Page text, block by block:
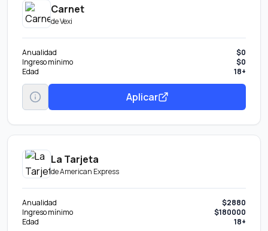
Carnet
deVexi
Anualidad
$0
Ingreso mínimo
$0
Edad
18+
Aplicar
La Tarjeta
deAmerican Express
Anualidad
$2880
Ingreso mínimo
$180000
Edad
18+